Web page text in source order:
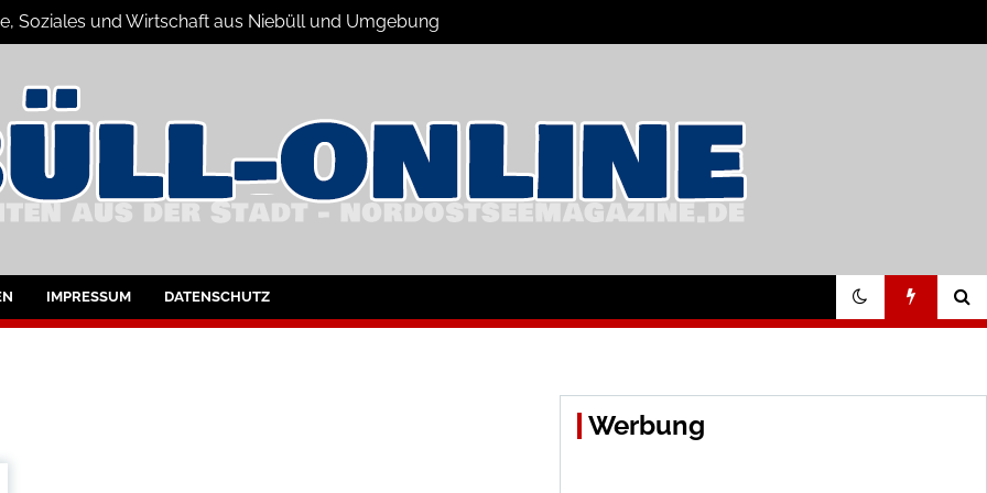
Soziales und Wirtschaft aus Niebüll und Umgebung
und Umgebung
IMPRESSUM DATENSCHUTZ
Werbung